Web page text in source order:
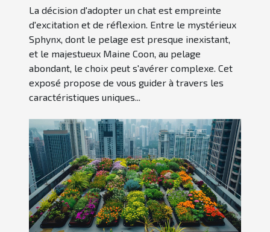
La décision d'adopter un chat est empreinte
d'excitation et de réflexion. Entre le mystérieux
Sphynx, dont le pelage est presque inexistant,
et le majestueux Maine Coon, au pelage
abondant, le choix peut s'avérer complexe. Cet
exposé propose de vous guider à travers les
caractéristiques uniques...